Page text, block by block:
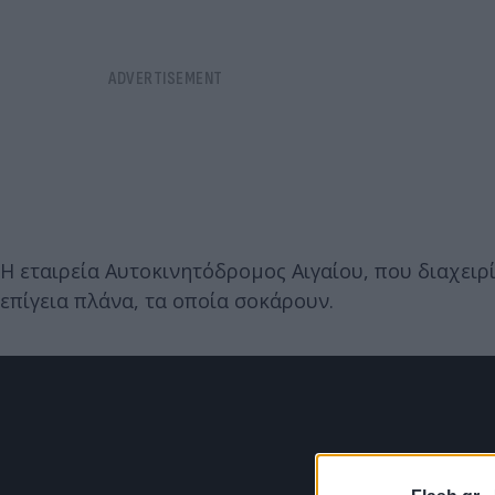
Η εταιρεία Αυτοκινητόδρομος Αιγαίου, που
επίγεια πλάνα, τα οποία σοκάρουν.